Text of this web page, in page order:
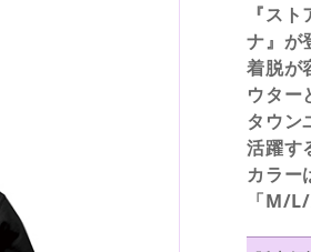
『ス
ナ』が
着脱が
ウター
タウン
活躍す
カラー
「M/